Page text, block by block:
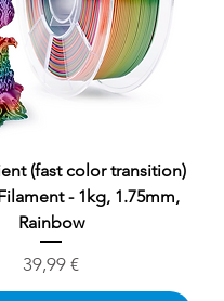
(fast color transition)
- 1kg, 1.75mm,
Rainbow
Prix
39,99 €